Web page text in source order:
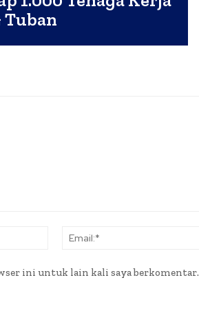
Tuban
Nama:*
ini untuk lain kali saya berkomentar.